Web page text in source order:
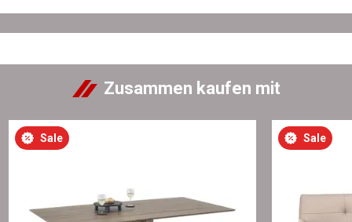
Zusammen kaufen mit
Sale Sale